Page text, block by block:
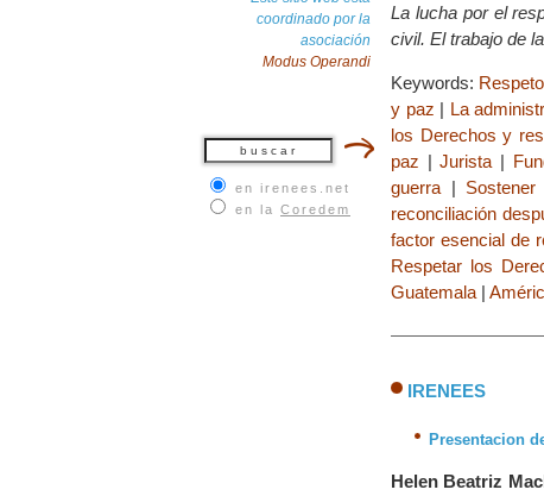
coordinado por la
asociación
Modus Operandi
en irenees.net
en la Coredem
La lucha por el
civil. El trabajo de
Keywords:
y paz | La
los Derechos y
paz |Jurista |
guerra |
reconciliación
factor esencial de
Respetar los
Guatemala |
IRENEES
Presentacion
Helen Beatriz